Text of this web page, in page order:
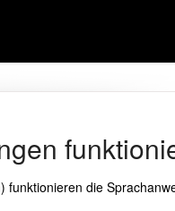
die